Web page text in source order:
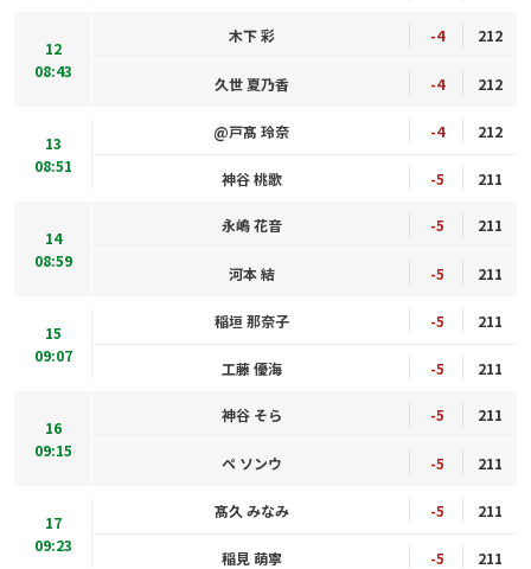
12
08:43
木下 彩 -4 212
久世 夏乃香 -4 212
13
08:51
@戸髙 玲奈 -4 212
神谷 桃歌 -5 211
14
08:59
永嶋 花音 -5 211
河本 結 -5 211
15
09:07
稲垣 那奈子 -5 211
工藤 優海 -5 211
16
09:15
神谷 そら -5 211
ペ ソンウ -5 211
17
09:23
髙久 みなみ -5 211
稲見 萌寧 -5 211